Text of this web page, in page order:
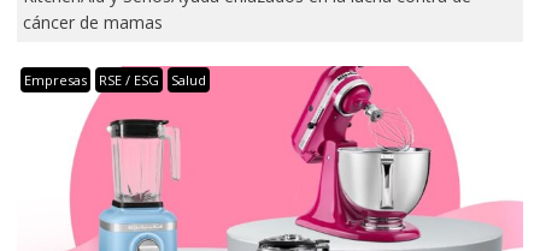
cáncer de mamas
Empresas RSE / ESG Salud